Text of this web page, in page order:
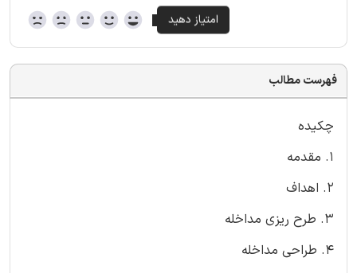
فهرست مطالب
چکیده
1. مقدمه
2. اهداف
3. طرح ریزی مداخله
4. طراحی مداخله